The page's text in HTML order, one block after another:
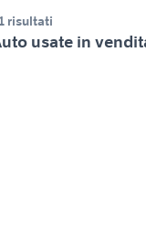
risultati
usate in